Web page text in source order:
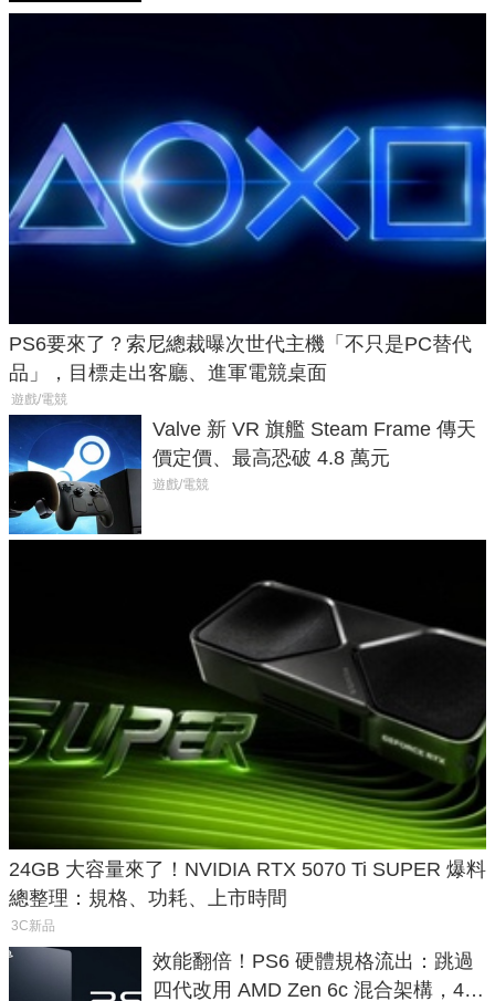
PS6要來了？索尼總裁曝次世代主機「不只是PC替代
品」，目標走出客廳、進軍電競桌面
遊戲/電競
Valve 新 VR 旗艦 Steam Frame 傳天
價定價、最高恐破 4.8 萬元
遊戲/電競
24GB 大容量來了！NVIDIA RTX 5070 Ti SUPER 爆料
總整理：規格、功耗、上市時間
3C新品
效能翻倍！PS6 硬體規格流出：跳過
四代改用 AMD Zen 6c 混合架構，4K